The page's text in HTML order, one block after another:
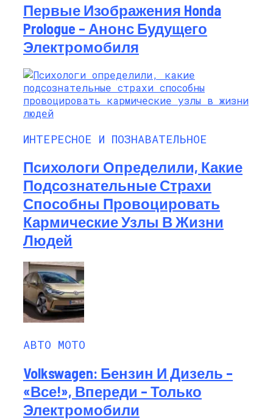
Первые Изображения Honda
Prologue – Анонс Будущего
Электромобиля
ИНТЕРЕСНОЕ И ПОЗНАВАТЕЛЬНОЕ
Психологи Определили, Какие
Подсознательные Страхи
Способны Провоцировать
Кармические Узлы В Жизни
Людей
АВТО МОТО
Volkswagen: Бензин И Дизель –
«все!», Впереди – Только
Электромобили